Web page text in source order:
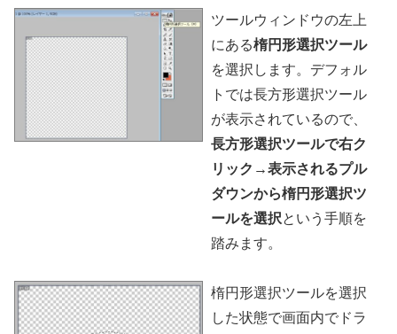
ツールウィンドウの左上
にある楕円形選択ツール
を選択します。デフォル
トでは長方形選択ツール
が表示されているので、
長方形選択ツールで右ク
リック→表示されるプル
ダウンから楕円形選択ツ
ールを選択という手順を
踏みます。
楕円形選択ツールを選択
した状態で画面内でドラ